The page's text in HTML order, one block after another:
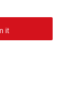
it